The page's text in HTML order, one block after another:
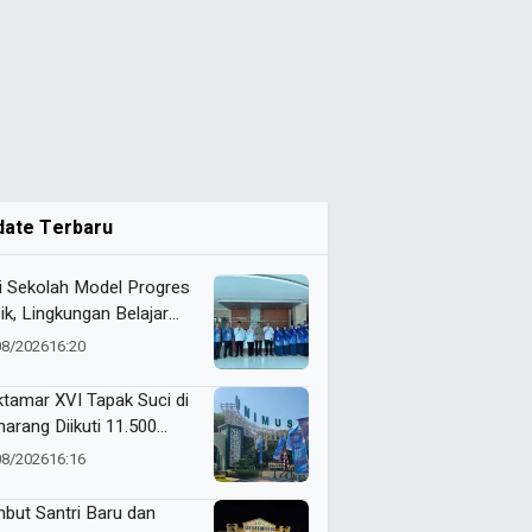
Terbaru
Sekolah Model Progres
Lingkungan Belajar
Jadi Prioritas
202616:20
XVI Tapak Suci di
Diikuti 11.500
Ini Rangkaian
202616:16
Santri Baru dan